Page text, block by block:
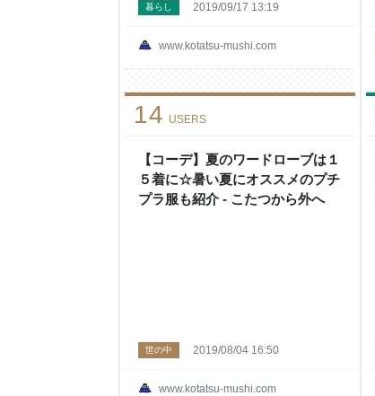
www.kotatsu-mushi.com
暮らし 2019/09/17 13:19
【コーデ】夏のワードローブは１
５着に☆暑い夏にオススメのプチ
プラ服も紹介 - こたつから外へ
14 USERS
www.kotatsu-mushi.com
世の中 2019/08/04 16:50